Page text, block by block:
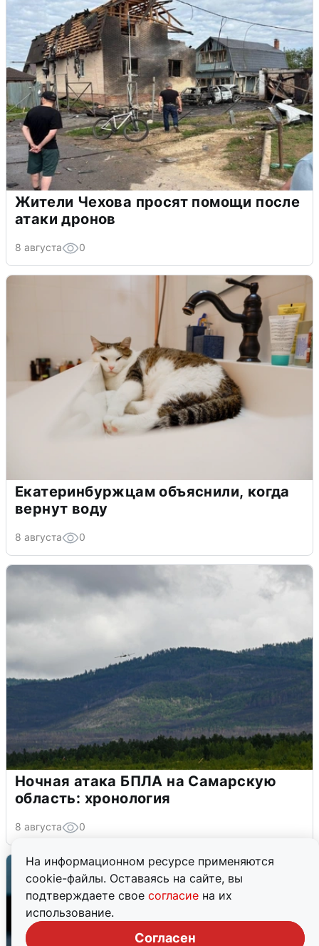
На информационном ресурсе применяются
cookie-файлы. Оставаясь на сайте, вы
подтверждаете свое согласие на их
использование.
Согласен
Жители Чехова просят помощи после
атаки дронов
8 августа 0
Екатеринбуржцам объяснили, когда
вернут воду
8 августа 0
Ночная атака БПЛА на Самарскую
область: хронология
8 августа 0